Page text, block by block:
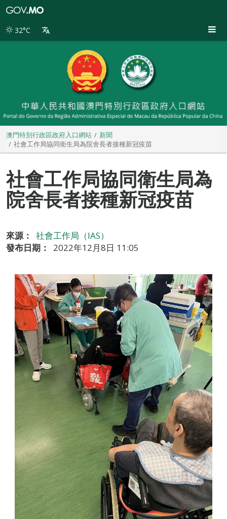
別
32°C
澳門特別行政區政府入口網站
新聞
社會工作局協同衛生局為院舍長者接種新冠疫苗
社會工作局協同衛生局為
院舍長者接種新冠疫苗
來源：
社會工作局（IAS）
發布日期：
2022年12月8日 11:05